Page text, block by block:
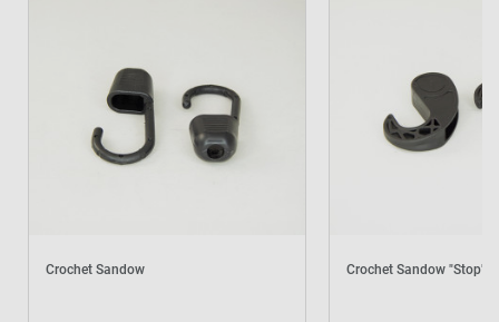
39,40 €
AJOUTER L'ENSEMBLE AU
PANIER
Crochet Sandow Crochet Sandow "Stop"